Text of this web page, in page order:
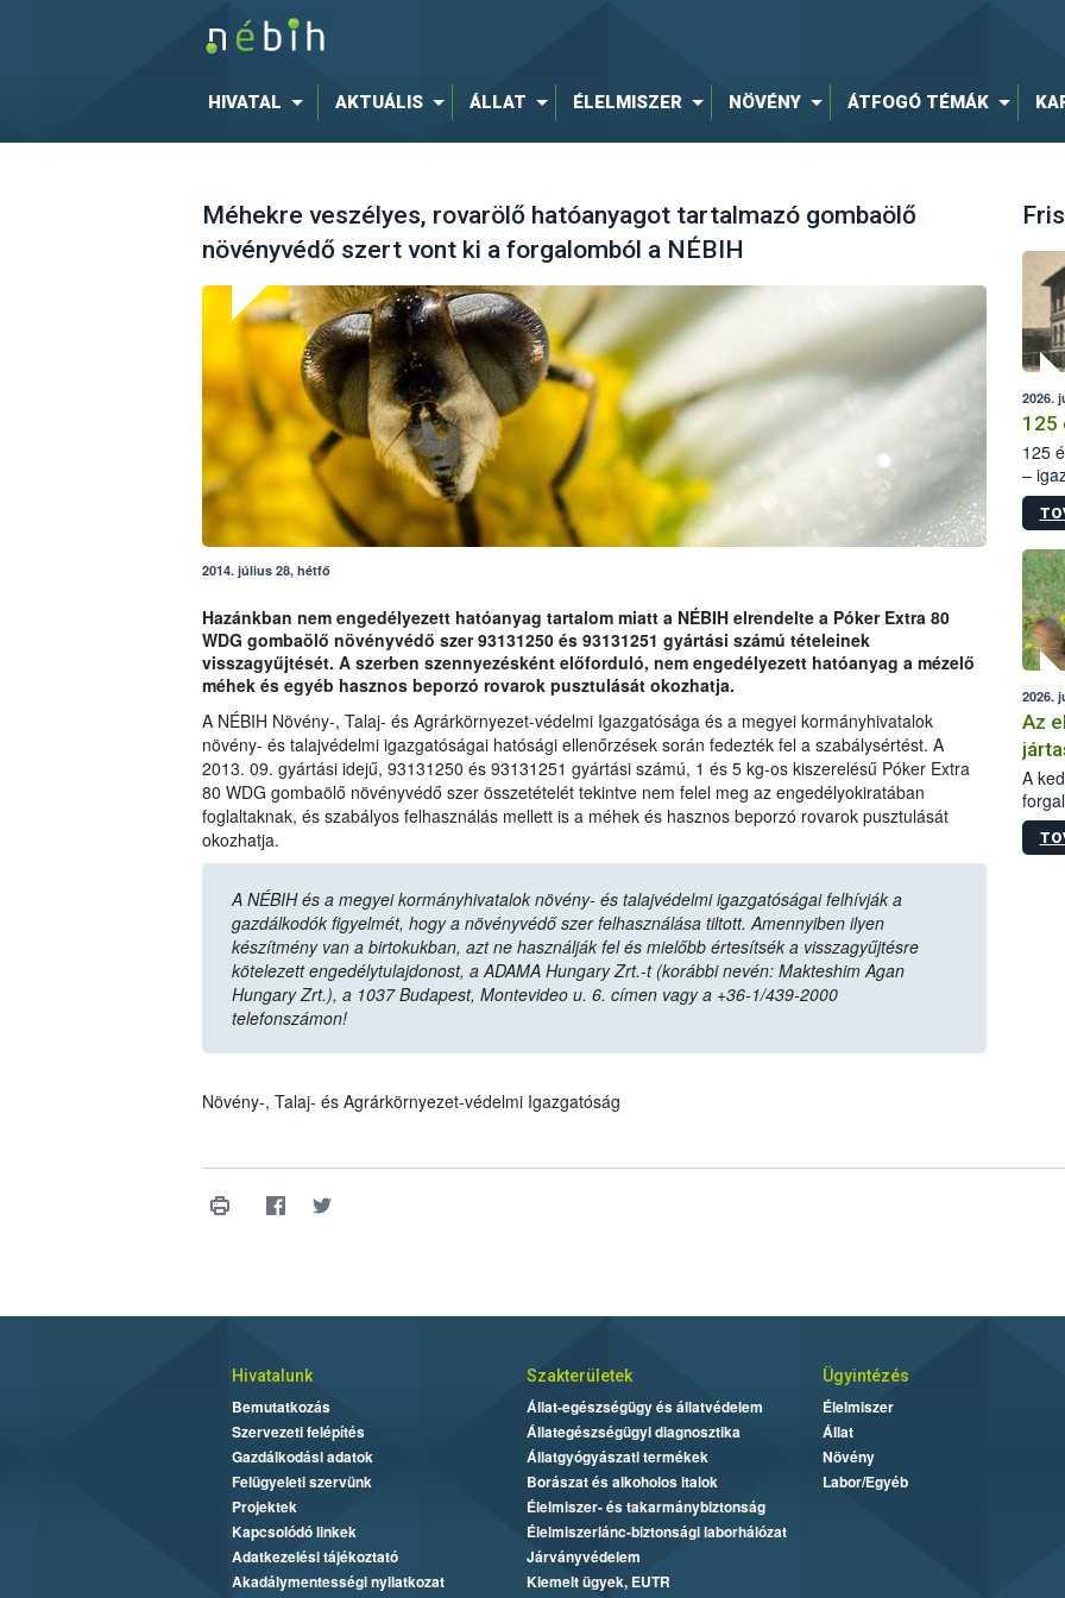
HIVATAL AKTUÁLIS ÁLLAT ÉLELMISZER NÖVÉNY ÁTFOGÓ TÉMÁK
Méhekre veszélyes, rovarölő hatóanyagot tartalmazó gombaölő
növényvédő szert vont ki a forgalomból a NÉBIH
2014. július 28, hétfő
Hazánkban nem engedélyezett hatóanyag tartalom miatt a NÉBIH elrendelte a Póker Extra 80
WDG gombaölő növényvédő szer 93131250 és 93131251 gyártási számú tételeinek
visszagyűjtését. A szerben szennyezésként előforduló, nem engedélyezett hatóanyag a mézelő
méhek és egyéb hasznos beporzó rovarok pusztulását okozhatja.
A NÉBIH Növény-, Talaj- és Agrárkörnyezet-védelmi Igazgatósága és a megyei kormányhivatalok
növény- és talajvédelmi igazgatóságai hatósági ellenőrzések során fedezték fel a szabálysértést. A
2013. 09. gyártási idejű, 93131250 és 93131251 gyártási számú, 1 és 5 kg-os kiszerelésű Póker Extra
80 WDG gombaölő növényvédő szer összetételét tekintve nem felel meg az engedélyokiratában
foglaltaknak, és szabályos felhasználás mellett is a méhek és hasznos beporzó rovarok pusztulását
okozhatja.
A NÉBIH és a megyei kormányhivatalok növény- és talajvédelmi igazgatóságai felhívják a
gazdálkodók figyelmét, hogy a növényvédő szer felhasználása tiltott. Amennyiben ilyen
készítmény van a birtokukban, azt ne használják fel és mielőbb értesítsék a visszagyűjtésre
kötelezett engedélytulajdonost, a ADAMA Hungary Zrt.-t (korábbi nevén: Makteshim Agan
Hungary Zrt.), a 1037 Budapest, Montevideo u. 6. címen vagy a +36-1/439-2000
telefonszámon!
Növény-, Talaj- és Agrárkörnyezet-védelmi Igazgatóság
2026.
125
125
–
15.
2026.
Az
A
Hivatalunk
Bemutatkozás
Szervezeti felépítés
Gazdálkodási adatok
Felügyeleti szervünk
Projektek
Kapcsolódó linkek
Adatkezelési tájékoztató
Akadálymentességi nyilatkozat
Szakterületek
Állat-egészségügy és állatvédelem
Állategészségügyi diagnosztika
Állatgyógyászati termékek
Borászat és alkoholos italok
Élelmiszer- és takarmánybiztonság
Élelmiszerlánc-biztonsági laborhálózat
Járványvédelem
Kiemelt ügyek, EUTR
Ügyintézés
Élelmiszer
Állat
Növény
Labor/Egyéb